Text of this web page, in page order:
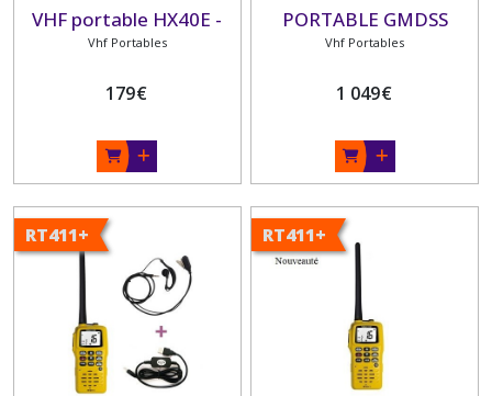
VHF portable HX40E -
ultra compacte
Vhf Portables
179€
PORTABLE GMDSS
Vhf Portables
1 049€
RT411+ RT411+